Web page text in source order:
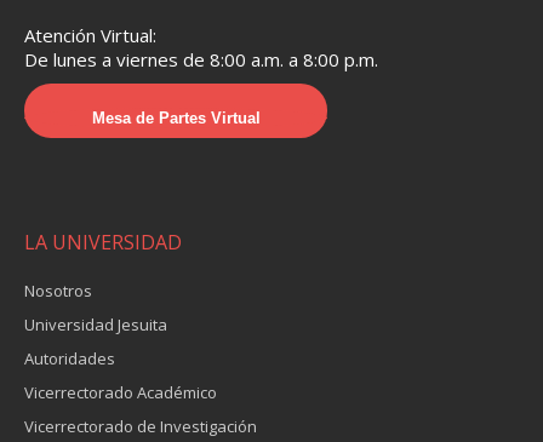
Atención Virtual:
De lunes a viernes de 8:00 a.m. a 8:00 p.m.
Mesa de Partes Virtual
LA UNIVERSIDAD
Nosotros
Universidad Jesuita
Autoridades
Vicerrectorado Académico
Vicerrectorado de Investigación